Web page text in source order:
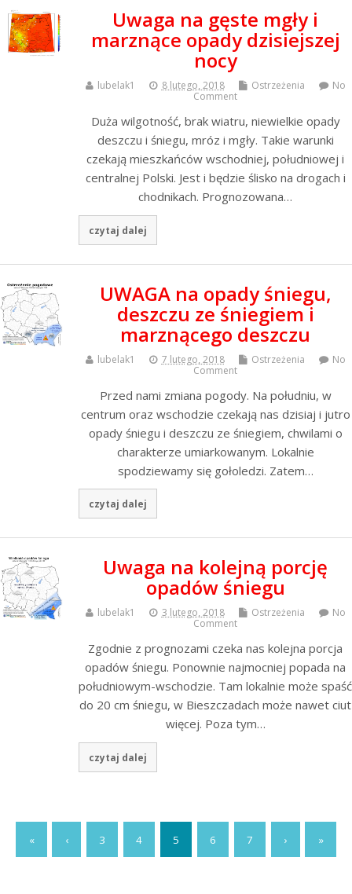
Uwaga na gęste mgły i
marznące opady dzisiejszej
nocy
lubelak1 8 lutego, 2018 Ostrzeżenia
No
Comment
Duża wilgotność, brak wiatru, niewielkie opady
deszczu i śniegu, mróz i mgły. Takie warunki
czekają mieszkańców wschodniej, południowej i
centralnej Polski. Jest i będzie ślisko na drogach i
chodnikach. Prognozowana…
czytaj dalej
UWAGA na opady śniegu,
deszczu ze śniegiem i
marznącego deszczu
lubelak1 7 lutego, 2018 Ostrzeżenia
No
Comment
Przed nami zmiana pogody. Na południu, w
centrum oraz wschodzie czekają nas dzisiaj i jutro
opady śniegu i deszczu ze śniegiem, chwilami o
charakterze umiarkowanym. Lokalnie
spodziewamy się gołoledzi. Zatem…
czytaj dalej
Uwaga na kolejną porcję
opadów śniegu
lubelak1 3 lutego, 2018 Ostrzeżenia
No
Comment
Zgodnie z prognozami czeka nas kolejna porcja
opadów śniegu. Ponownie najmocniej popada na
południowym-wschodzie. Tam lokalnie może spaść
do 20 cm śniegu, w Bieszczadach może nawet ciut
więcej. Poza tym…
czytaj dalej
« ‹ 3 4 5 6 7 › »